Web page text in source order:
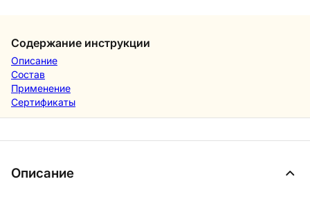
Содержание инструкции
Описание
Состав
Применение
Сертификаты
Описание